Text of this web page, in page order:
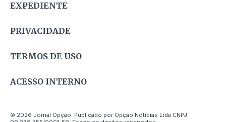
EXPEDIENTE
PRIVACIDADE
TERMOS DE USO
ACESSO INTERNO
© 2026 Jornal Opção. Publicado por Opção Notícias Ltda CNPJ